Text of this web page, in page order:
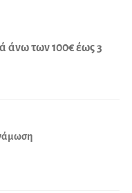
t
άνω των 100€ έως 3